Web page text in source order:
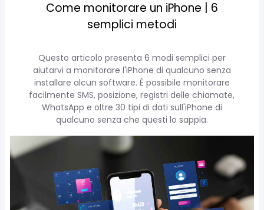
Come monitorare un iPhone | 6
semplici metodi
Questo articolo presenta 6 modi semplici per
aiutarvi a monitorare l'iPhone di qualcuno senza
installare alcun software. È possibile monitorare
facilmente SMS, posizione, registri delle chiamate,
WhatsApp e oltre 30 tipi di dati sull'iPhone di
qualcuno senza che questi lo sappia.